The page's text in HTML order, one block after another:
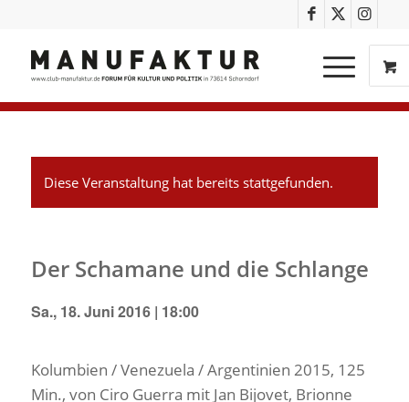
Diese Veranstaltung hat bereits stattgefunden.
Der Schamane und die Schlange
Sa., 18. Juni 2016 | 18:00
Kolumbien / Venezuela / Argentinien 2015, 125
Min., von Ciro Guerra mit Jan Bijovet, Brionne